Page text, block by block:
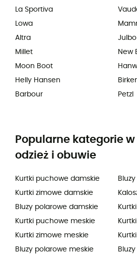
La Sportiva
Lowa
Altra
Millet
Moon Boot
Helly Hansen
Barbour
Julbo
New
Petzl
Popularne kategorie w
odzież i obuwie
Kurtki puchowe damskie
Kurtki zimowe damskie
Bluzy polarowe damskie
Kurtki puchowe meskie
Kurtki zimowe meskie
Bluzy polarowe meskie
Kurtki